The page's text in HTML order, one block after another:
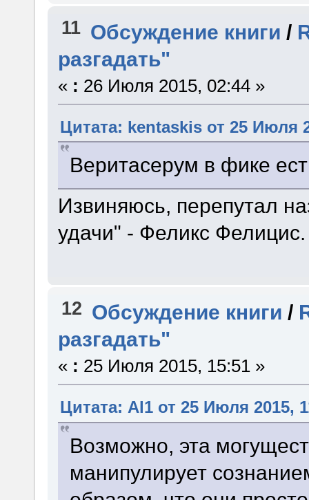
11 Обсуждение книги /
разгадать"
« : 26 Июля 2015, 02:44 »
Цитата: kentaskis от 25 Июля
Веритасерум в фике
Извиняюсь, перепутал
удачи" - Феликс Фелицис.
12 Обсуждение книги /
разгадать"
« : 25 Июля 2015, 15:51 »
Цитата: Al1 от 25 Июля 2015,
Возможно, эта
манипулирует